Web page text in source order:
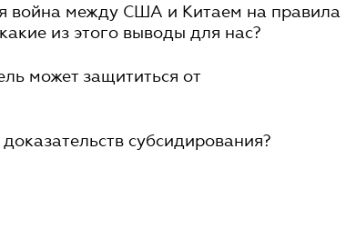
война между США и Китаем на правила
из этого выводы для нас?
может защититься от
субсидирования?